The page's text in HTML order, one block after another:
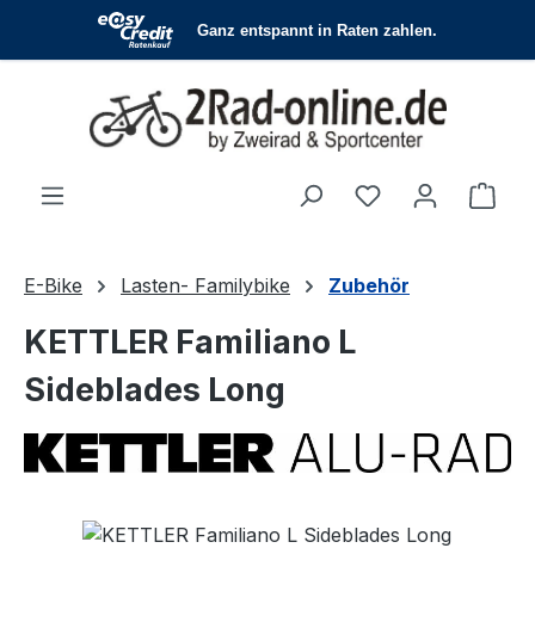
Zum Hauptinhalt springen
Du hast 0
E-Bike Lasten- Familybike Zubehör
KETTLER Familiano L
Sideblades Long